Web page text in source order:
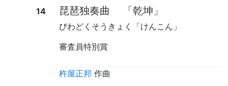
14 琵琶独奏曲 「乾坤」
びわどくそうきょく「けんこん」
審査員特別賞
杵屋正邦 作曲